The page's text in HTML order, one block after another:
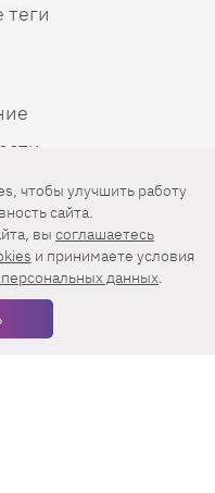
теги
чтобы улучшить работу
сайта.
вы соглашаетесь
и принимаете условия
данных.